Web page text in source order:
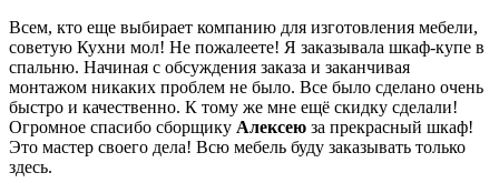
Всем, кто еще выбирает компанию для изготовления мебели,
советую Кухни мол! Не пожалеете! Я заказывала шкаф-купе в
спальню. Начиная с обсуждения заказа и заканчивая
монтажом никаких проблем не было. Все было сделано очень
быстро и качественно. К тому же мне ещё скидку сделали!
Огромное спасибо сборщику Алексею за прекрасный шкаф!
Это мастер своего дела! Всю мебель буду заказывать только
здесь.